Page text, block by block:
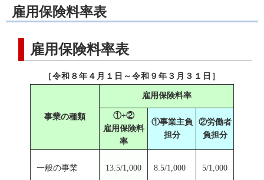
雇用保険料率表
雇用保険料率表
［令和８年４月１日～令和９年３月３１日］
事業の種類
雇用保険料率
①+②
雇用保険料
率
①事業主負
担分
②労働者
負担分
一般の事業 13.5/1,000 8.5/1,000 5/1,000